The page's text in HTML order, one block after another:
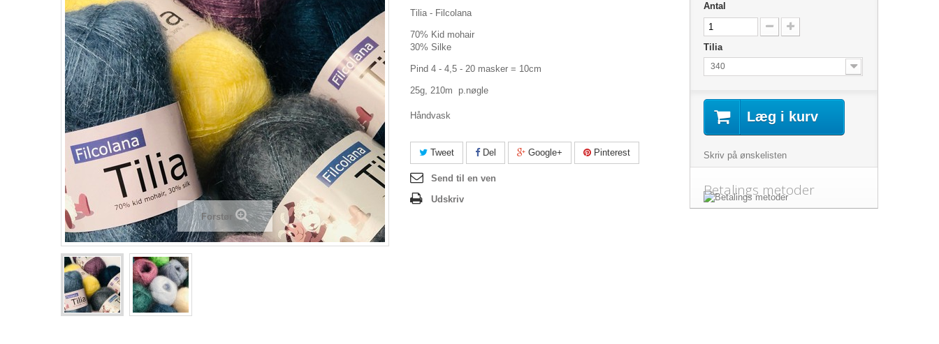
Forstør
Tilia - Filcolana
70% Kid mohair
30% Silke
Pind 4 - 4,5 - 20 masker = 10cm
25g, 210m p.nøgle
Håndvask
Tweet Del Google+ Pinterest
Send til en ven
Udskriv
Antal
Tilia
340
Læg i kurv
Skriv på ønskelisten
Betalings metoder